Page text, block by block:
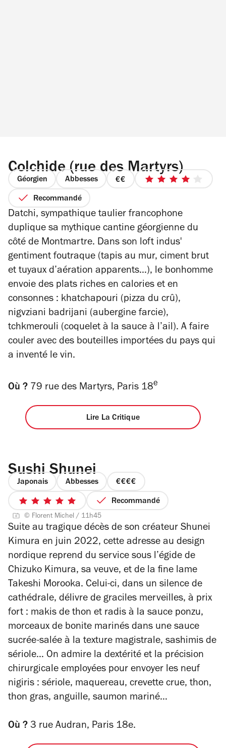
Colchide (rue des Martyrs)
Géorgien Abbesses
prix
sur
4
Recommandé
Datchi, sympathique taulier francophone
duplique sa mythique cantine géorgienne du
côté de Montmartre. Dans son loft indus'
gentiment foutraque (tapis au mur, ciment brut
et tuyaux d’aération apparents…), le bonhomme
envoie des plats riches en calories et en
consonnes : khatchapouri (pizza du crû),
nigvziani badrijani (aubergine farcie),
tchkmerouli (coquelet à la sauce à l’ail). A faire
couler avec des bouteilles importées du pays qui
a inventé le vin.
Où ? 79 rue des Martyrs, Paris 18e
Lire La Critique
Sushi Shunei
Japonais Abbesses
prix
4
4
5
sur
5
étoiles
Recommandé
© Florent Michel / 11h45
Suite au tragique décès de son créateur Shunei
Kimura en juin 2022, cette adresse au design
nordique reprend du service sous l’égide de
Chizuko Kimura, sa veuve, et de la fine lame
Takeshi Morooka. Celui-ci, dans un silence de
cathédrale, délivre de graciles merveilles, à prix
fort : makis de thon et radis à la sauce ponzu,
morceaux de bonite marinés dans une sauce
sucrée-salée à la texture magistrale, sashimis de
sériole… On admire la dextérité et la précision
chirurgicale employées pour envoyer les neuf
nigiris : sériole, maquereau, crevette crue, thon,
thon gras, anguille, saumon mariné…
Où ? 3 rue Audran, Paris 18e.